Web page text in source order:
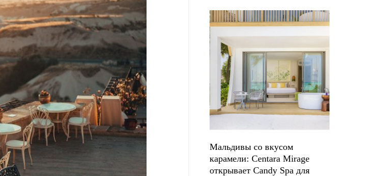
Мальдивы со вкусом
карамели: Centara Mirage
открывает Candy Spa для